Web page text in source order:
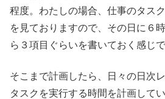
程度。わたしの場合、仕事のタス
を見ておりますので、その日に６
ら３項目ぐらいを書いておく感じで
そこまで計画したら、日々の日次
タスクを実行する時間を計画してい